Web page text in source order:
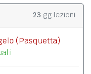
23 gg lezioni
(Pasquetta)